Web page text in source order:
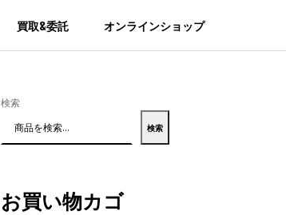
買取&委託 オンラインショップ
検索
検索
お買い物カゴ